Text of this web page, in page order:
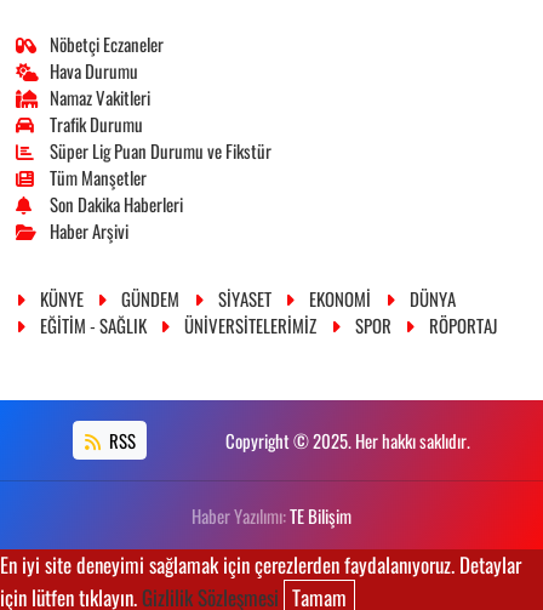
Nöbetçi Eczaneler
Hava Durumu
Namaz Vakitleri
Trafik Durumu
Süper Lig Puan Durumu ve Fikstür
Tüm Manşetler
Son Dakika Haberleri
Haber Arşivi
KÜNYE GÜNDEM SİYASET EKONOMİ
DÜNYA
EĞİTİM - SAĞLIK
ÜNİVERSİTELERİMİZ SPOR RÖPORTAJ
RSS Copyright © 2025. Her hakkı saklıdır.
Haber Yazılımı:TE Bilişim
En iyi site deneyimi sağlamak için çerezlerden faydalanıyoruz. Detaylar
için lütfen tıklayın.Gizlilik Sözleşmesi Tamam